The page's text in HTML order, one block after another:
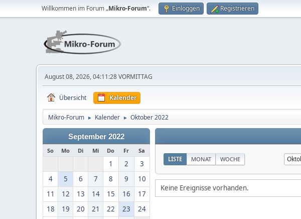
Willkommen im Forum „Mikro-Forum“. Einloggen Registrieren
August 08, 2026, 04:11:28 VORMITTAG
Übersicht Kalender
Mikro-Forum ► Kalender ► Oktober 2022
September 2022
So Mo Di Mi Do Fr Sa
1 2
3
4
5 6 7 8 9
10
11
12 13 14 15 16
17
18
19 20 21 22 23
24
LISTE MONAT WOCHE
Keine Ereignisse vorhanden.